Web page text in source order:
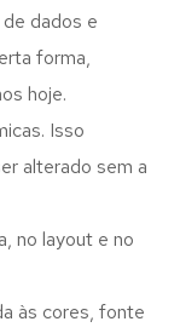
dados e
forma,
hoje.
Isso
alterado sem a
no layout e no
às cores, fonte